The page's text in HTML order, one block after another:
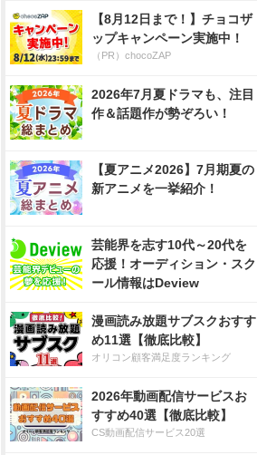
【8月12日まで！】チョコザ
ップキャンペーン実施中！
（PR）chocoZAP
2026年7月夏ドラマも、注目
作＆話題作が勢ぞろい！
【夏アニメ2026】7月期夏の
新アニメを一挙紹介！
芸能界を志す10代～20代を
応援！オーディション・スク
ール情報はDeview
漫画読み放題サブスクおすす
め11選【徹底比較】
オリコン顧客満足度ランキング
2026年動画配信サービスお
すすめ40選【徹底比較】
CS動画配信サービス20選